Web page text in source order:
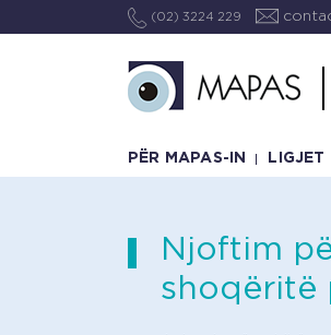
(02) 3224 229
PËR MAPAS-IN LIGJET
Njoftim
shoqëritë